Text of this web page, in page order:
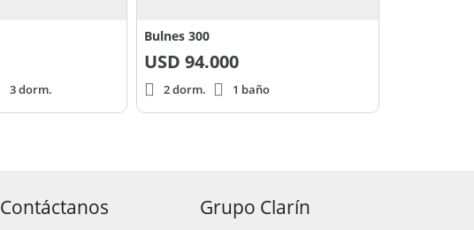
3 dorm.
Bulnes 300
USD 94.000
2 dorm. 1 baño
Contáctanos Grupo Clarín